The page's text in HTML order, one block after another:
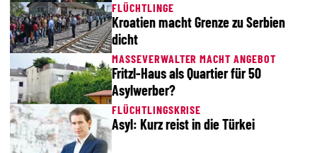
FLÜCHTLINGE
Kroatien macht Grenze zu Serbien
dicht
MASSEVERWALTER MACHT ANGEBOT
Fritzl-Haus als Quartier für 50
Asylwerber?
FLÜCHTLINGSKRISE
Asyl: Kurz reist in die Türkei